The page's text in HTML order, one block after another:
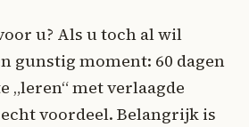
u? Als u toch al wil
gunstig moment: 60 dagen
„leren“ met verlaagde
voordeel. Belangrijk is